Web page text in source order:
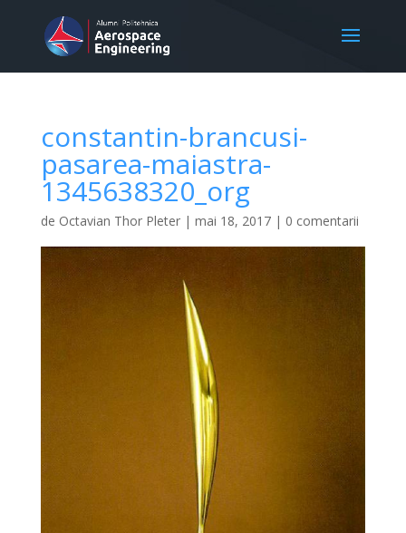
constantin-brancusi-
pasarea-maiastra-
1345638320_org
de Octavian Thor Pleter| mai 18, 2017| 0 comentarii